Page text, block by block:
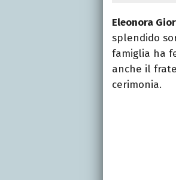
Eleonora
splendido
famiglia ha
anche il
cerimonia.